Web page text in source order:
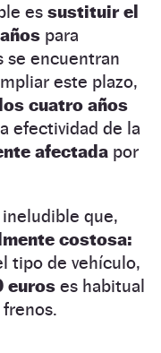
es sustituir el
para
se encuentran
este plazo,
cuatro años
efectividad de la
afectada por
ineludible que,
costosa:
tipo de vehículo,
euros es habitual